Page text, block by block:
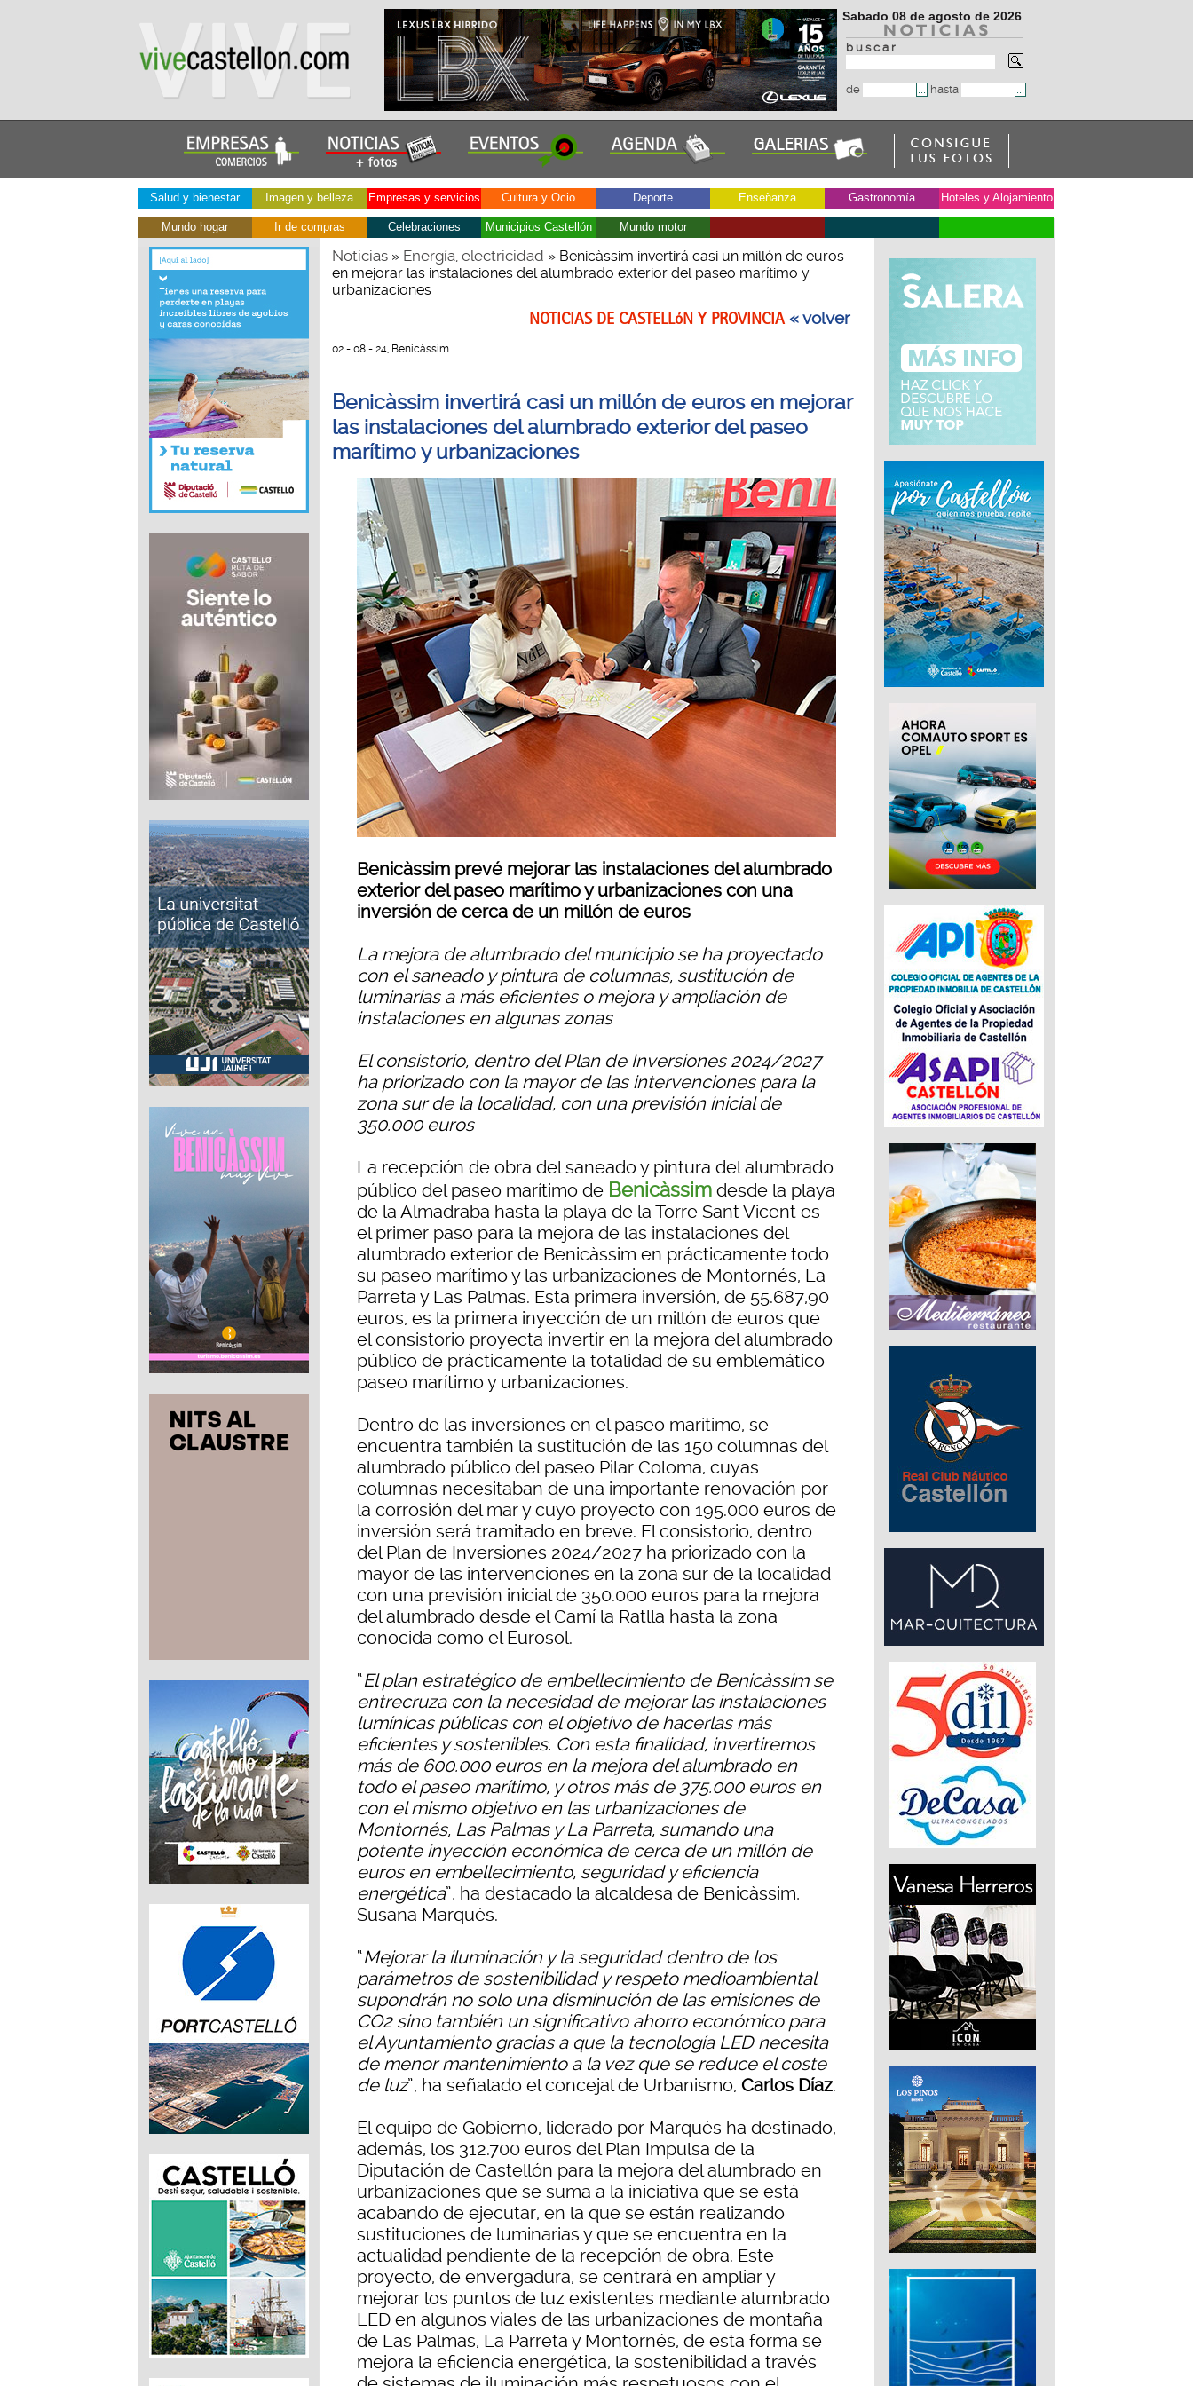
Sabado 08 de agosto de 2026
b u s c a r
de hasta
Salud y bienestar Imagen y belleza Empresas y servicios Cultura y Ocio Deporte Enseñanza Gastronomía Hoteles y Alojamiento
Mundo hogar Ir de compras Celebraciones Municipios Castellón Mundo motor
Noticias» Energía, electricidad » Benicàssim invertirá casi un millón de euros
en mejorar las instalaciones del alumbrado exterior del paseo marítimo y
urbanizaciones
NOTICIAS DE CASTELLóN Y PROVINCIA« volver
02 - 08 - 24, Benicàssim
Benicàssim invertirá casi un millón de euros en mejorar
las instalaciones del alumbrado exterior del paseo
marítimo y urbanizaciones
Benicàssim prevé mejorar las instalaciones del alumbrado
exterior del paseo marítimo y urbanizaciones con una
inversión de cerca de un millón de euros
La mejora de alumbrado del municipio se ha proyectado
con el saneado y pintura de columnas, sustitución de
luminarias a más eficientes o mejora y ampliación de
instalaciones en algunas zonas
El consistorio, dentro del Plan de Inversiones 2024/2027
ha priorizado con la mayor de las intervenciones para la
zona sur de la localidad, con una previsión inicial de
350.000 euros
La recepción de obra del saneado y pintura del alumbrado
público del paseo marítimo de Benicàssim desde la playa
de la Almadraba hasta la playa de la Torre Sant Vicent es
el primer paso para la mejora de las instalaciones del
alumbrado exterior de Benicàssim en prácticamente todo
su paseo marítimo y las urbanizaciones de Montornés, La
Parreta y Las Palmas. Esta primera inversión, de 55.687,90
euros, es la primera inyección de un millón de euros que
el consistorio proyecta invertir en la mejora del alumbrado
público de prácticamente la totalidad de su emblemático
paseo marítimo y urbanizaciones.
Dentro de las inversiones en el paseo marítimo, se
encuentra también la sustitución de las 150 columnas del
alumbrado público del paseo Pilar Coloma, cuyas
columnas necesitaban de una importante renovación por
la corrosión del mar y cuyo proyecto con 195.000 euros de
inversión será tramitado en breve. El consistorio, dentro
del Plan de Inversiones 2024/2027 ha priorizado con la
mayor de las intervenciones en la zona sur de la localidad
con una previsión inicial de 350.000 euros para la mejora
del alumbrado desde el Camí la Ratlla hasta la zona
conocida como el Eurosol.
“El plan estratégico de embellecimiento de Benicàssim se
entrecruza con la necesidad de mejorar las instalaciones
lumínicas públicas con el objetivo de hacerlas más
eficientes y sostenibles. Con esta finalidad, invertiremos
más de 600.000 euros en la mejora del alumbrado en
todo el paseo marítimo, y otros más de 375.000 euros en
con el mismo objetivo en las urbanizaciones de
Montornés, Las Palmas y La Parreta, sumando una
potente inyección económica de cerca de un millón de
euros en embellecimiento, seguridad y eficiencia
energética”, ha destacado la alcaldesa de Benicàssim,
Susana Marqués.
“Mejorar la iluminación y la seguridad dentro de los
parámetros de sostenibilidad y respeto medioambiental
supondrán no solo una disminución de las emisiones de
CO2 sino también un significativo ahorro económico para
el Ayuntamiento gracias a que la tecnología LED necesita
de menor mantenimiento a la vez que se reduce el coste
de luz”, ha señalado el concejal de Urbanismo, Carlos Díaz.
El equipo de Gobierno, liderado por Marqués ha destinado,
además, los 312.700 euros del Plan Impulsa de la
Diputación de Castellón para la mejora del alumbrado en
urbanizaciones que se suma a la iniciativa que se está
acabando de ejecutar, en la que se están realizando
sustituciones de luminarias y que se encuentra en la
actualidad pendiente de la recepción de obra. Este
proyecto, de envergadura, se centrará en ampliar y
mejorar los puntos de luz existentes mediante alumbrado
LED en algunos viales de las urbanizaciones de montaña
de Las Palmas, La Parreta y Montornés, de esta forma se
mejora la eficiencia energética, la sostenibilidad a través